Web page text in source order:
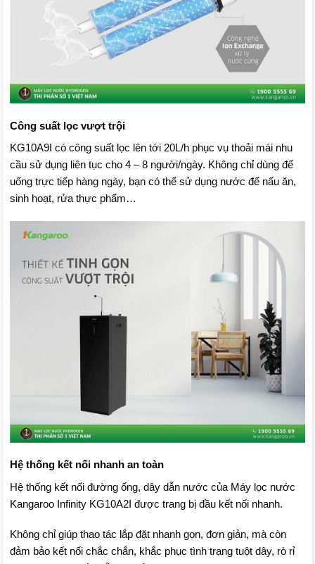
Công suất lọc vượt trội
KG10A9I có công suất lọc lên tới 20L/h phục vụ thoải mái nhu
cầu sử dụng liên tục cho 4 – 8 người/ngày. Không chỉ dùng để
uống trực tiếp hàng ngày, bạn có thể sử dụng nước để nấu ăn,
sinh hoạt, rửa thực phẩm…
Hệ thống kết nối nhanh an toàn
Hệ thống kết nối đường ống, dây dẫn nước của Máy lọc nước
Kangaroo Infinity KG10A2I được trang bị đầu kết nối nhanh.
Không chỉ giúp thao tác lắp đặt nhanh gọn, đơn giản, mà còn
đảm bảo kết nối chắc chắn, khắc phục tình trạng tuột dây, rò rỉ